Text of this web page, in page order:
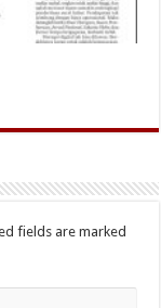
fields are marked